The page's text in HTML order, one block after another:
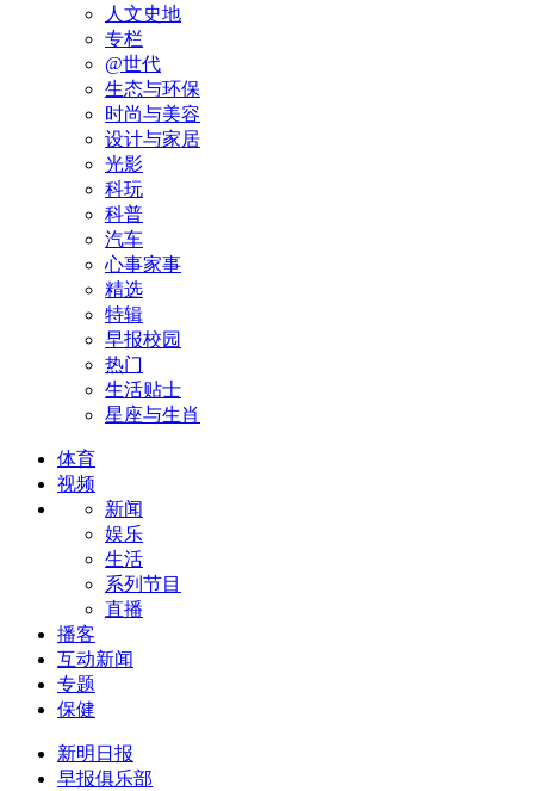
人文史地
专栏
@世代
生态与环保
时尚与美容
设计与家居
光影
科玩
科普
汽车
心事家事
精选
特辑
早报校园
热门
生活贴士
星座与生肖
体育
视频
新闻
娱乐
生活
系列节目
直播
播客
互动新闻
专题
保健
新明日报
早报俱乐部